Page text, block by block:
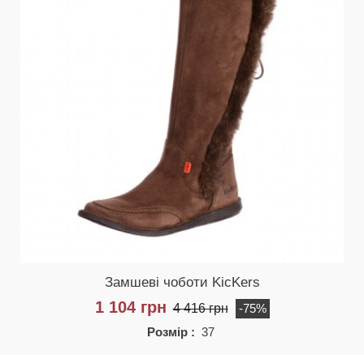
Замшеві чоботи KicKers
1 104 грн 4 416 грн
-75%
Розмір : 37